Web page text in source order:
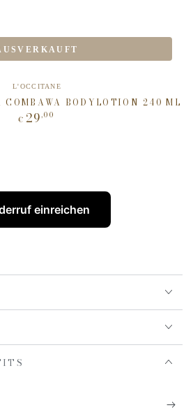
Verkäufer/in:
L'OCCITANE
BODYLOTION 240 ML
Regulärer
€ 29,00
einreichen